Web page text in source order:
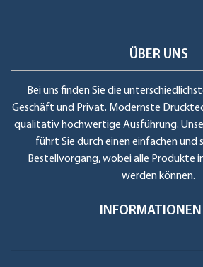
ÜBER UNS
Bei uns finden Sie die
Geschäft und Privat. Modernste
qualitativ hochwertige Ausführung.
führt Sie durch einen einfachen und
Bestellvorgang, wobei alle Produkte
werden können.
INFORMATIONEN